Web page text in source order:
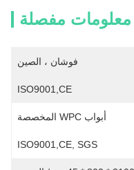
معلومات مفصلة
فوشان ، الصين
ISO9001,CE
أبواب WPC المخصصة
ISO9001,CE, SGS